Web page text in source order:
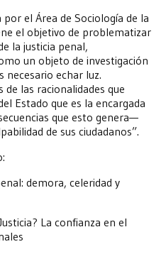
el Área de Sociología de la
el objetivo de problematizar
la justicia penal,
un objeto de investigación
necesario echar luz.
las racionalidades que
Estado que es la encargada
que esto genera—
de sus ciudadanos”.
demora, celeridad y
La confianza en el